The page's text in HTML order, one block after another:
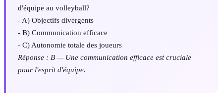
d'équipe au volleyball?
- A) Objectifs divergents
- B) Communication efficace
- C) Autonomie totale des joueurs
Réponse : B — Une communication efficace est cruciale
pour l'esprit d'équipe.